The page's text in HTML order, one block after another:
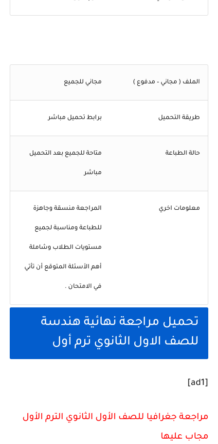
الملف ( مجاني – مدفوع ) مجاني للجميع
طريقة التحميل برابط تحميل مباشر
حالة الطباعة متاحة للجميع بعد التحميل
مباشر
معلومات اخري المراجعة منسقة وجاهزة
للطباعة ومناسبة لجميع
مستويات الطلاب وشاملة
أهم الأسئلة المتوقع أن تأتي
في الامتحان .
تحميل مراجعة نهائية هندسة
للصف الاول الثانوي ترم أول
[ad1]
مراجعة جغرافيا للصف الأول الثانوي الترم الأول
مجاب عليها